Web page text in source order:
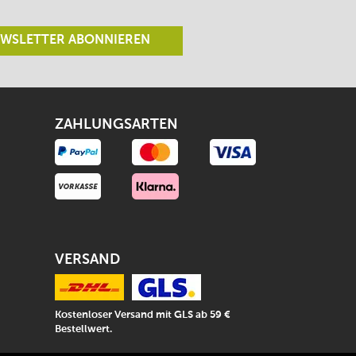
ABONNIEREN
ZAHLUNGSARTEN
VERSAND
Kostenloser Versand mit GLS ab 59 €
Bestellwert.